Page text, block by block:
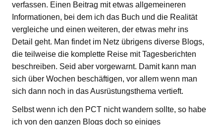
verfassen. Einen Beitrag mit etwas allgemeineren
Informationen, bei dem ich das Buch und die Realität
vergleiche und einen weiteren, der etwas mehr ins
Detail geht. Man findet im Netz übrigens diverse Blogs,
die teilweise die komplette Reise mit Tagesberichten
beschreiben. Seid aber vorgewarnt. Damit kann man
sich über Wochen beschäftigen, vor allem wenn man
sich dann noch in das Ausrüstungsthema vertieft.
Selbst wenn ich den PCT nicht wandern sollte, so habe
ich von den ganzen Blogs doch so einiges